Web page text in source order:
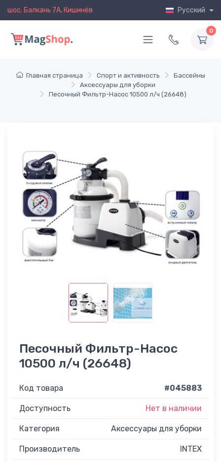
шос. Балкань 7A, Кишинёв Русский
0
Главная страница Спорт и активность
Бассейны
Аксессуары для уборки
Песочный Фильтр-Насос 10500 л/ч (26648)
Песочный Фильтр-Насос
10500 л/ч (26648)
Код товара #045883
Доступность Нет в наличии
Категория Аксессуары для уборки
Производитель INTEX